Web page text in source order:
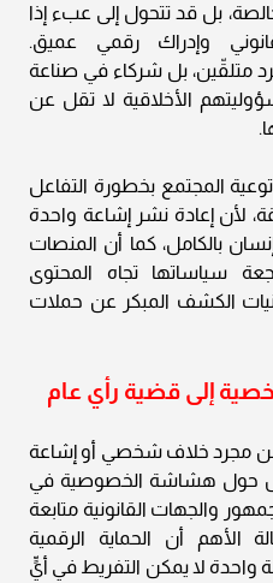
بل قد تتحول إلى عبء إذا
وإدراك رقمي عميق.
متلقّين، بل شركاء في صناعة
الأخلاقية لا تقل عن
المجتمع بخطورة التفاعل
لأن إعادة نشر إشاعة واحدة
بالكامل، كما أن المنصات
سياساتها تجاه المحتوى
الكشف المبكر عن حملات
إلى قضية رأي عام
مجرد خلاف شخصي أو إشاعة
حول هشاشة الخصوصية في
والجهات القانونية متابعة
الأهم أن الحماية الرقمية
واحدة لا يمكن التفريط في أيٍّ